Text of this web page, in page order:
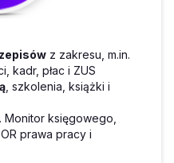
z zakresu, m.in.
kadr, płac i ZUS
, szkolenia, książki i
Monitor księgowego,
prawa pracy i